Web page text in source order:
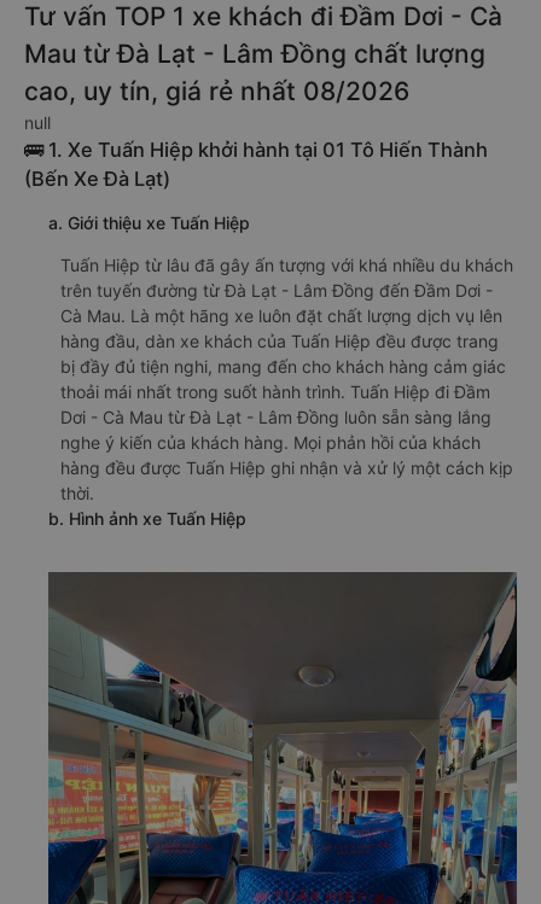
Tư vấn TOP 1 xe khách đi Đầm Dơi - Cà
Mau từ Đà Lạt - Lâm Đồng chất lượng
cao, uy tín, giá rẻ nhất 08/2026
null
🚌 1. Xe Tuấn Hiệp khởi hành tại 01 Tô Hiến Thành
(Bến Xe Đà Lạt)
a. Giới thiệu xe Tuấn Hiệp
Tuấn Hiệp từ lâu đã gây ấn tượng với khá nhiều du khách
trên tuyến đường từ Đà Lạt - Lâm Đồng đến Đầm Dơi -
Cà Mau. Là một hãng xe luôn đặt chất lượng dịch vụ lên
hàng đầu, dàn xe khách của Tuấn Hiệp đều được trang
bị đầy đủ tiện nghi, mang đến cho khách hàng cảm giác
thoải mái nhất trong suốt hành trình. Tuấn Hiệp đi Đầm
Dơi - Cà Mau từ Đà Lạt - Lâm Đồng luôn sẵn sàng lắng
nghe ý kiến của khách hàng. Mọi phản hồi của khách
hàng đều được Tuấn Hiệp ghi nhận và xử lý một cách kịp
thời.
b. Hình ảnh xe Tuấn Hiệp